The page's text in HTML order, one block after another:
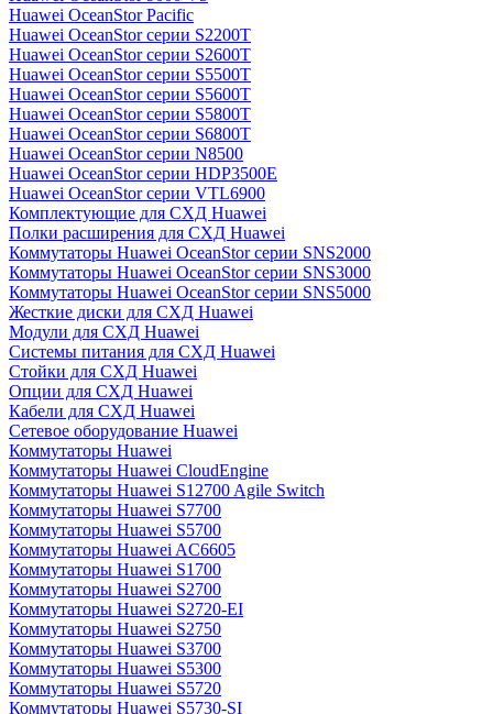
Huawei OceanStor Pacific
Huawei OceanStor серии S2200T
Huawei OceanStor серии S2600T
Huawei OceanStor серии S5500T
Huawei OceanStor серии S5600T
Huawei OceanStor серии S5800T
Huawei OceanStor серии S6800T
Huawei OceanStor серии N8500
Huawei OceanStor серии HDP3500E
Huawei OceanStor серии VTL6900
Комплектующие для СХД Huawei
Полки расширения для СХД Huawei
Коммутаторы Huawei OceanStor серии SNS2000
Коммутаторы Huawei OceanStor серии SNS3000
Коммутаторы Huawei OceanStor серии SNS5000
Жесткие диски для СХД Huawei
Модули для СХД Huawei
Системы питания для СХД Huawei
Стойки для СХД Huawei
Опции для СХД Huawei
Кабели для СХД Huawei
Сетевое оборудование Huawei
Коммутаторы Huawei
Коммутаторы Huawei CloudEngine
Коммутаторы Huawei S12700 Agile Switch
Коммутаторы Huawei S7700
Коммутаторы Huawei S5700
Коммутаторы Huawei AC6605
Коммутаторы Huawei S1700
Коммутаторы Huawei S2700
Коммутаторы Huawei S2720-EI
Коммутаторы Huawei S2750
Коммутаторы Huawei S3700
Коммутаторы Huawei S5300
Коммутаторы Huawei S5720
Коммутаторы Huawei S5730-SI